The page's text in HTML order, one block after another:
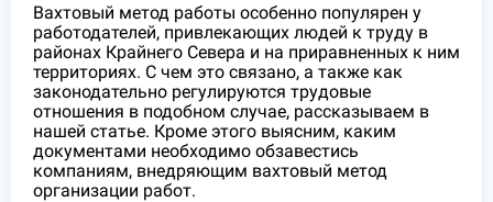
Вахтовый метод работы особенно популярен у
работодателей, привлекающих людей к труду в
районах Крайнего Севера и на приравненных к ним
территориях. С чем это связано, а также как
законодательно регулируются трудовые
отношения в подобном случае, рассказываем в
нашей статье. Кроме этого выясним, каким
документами необходимо обзавестись
компаниям, внедряющим вахтовый метод
организации работ.